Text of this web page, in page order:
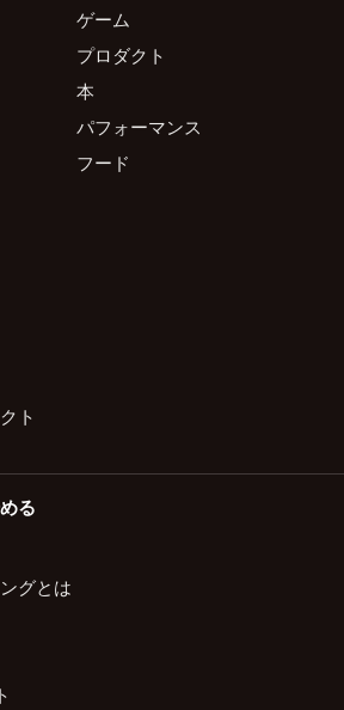
ゲーム
プロダクト
本
パフォーマンス
フード
ト
る
グとは